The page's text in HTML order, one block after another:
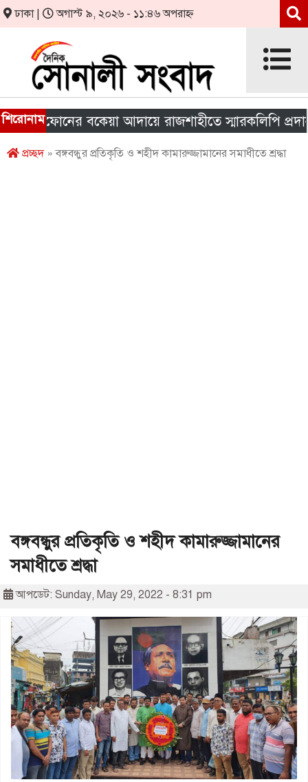
ঢাকা | অগাস্ট ৯, ২০২৬ - ১১:৪৬ অপরাহ্ন
শিরোনাম বকেয়া আদায়ে রাজশাহীতে স্মারকলিপি প্রদান
প্রচ্ছদ» বঙ্গবন্ধুর প্রতিকৃতি ও শহীদ কামারুজ্জামানের সমাধীতে শ্রদ্ধা
বঙ্গবন্ধুর প্রতিকৃতি ও শহীদ কামারুজ্জামানের
সমাধীতে শ্রদ্ধা
আপডেট: Sunday, May 29, 2022 - 8:31 pm